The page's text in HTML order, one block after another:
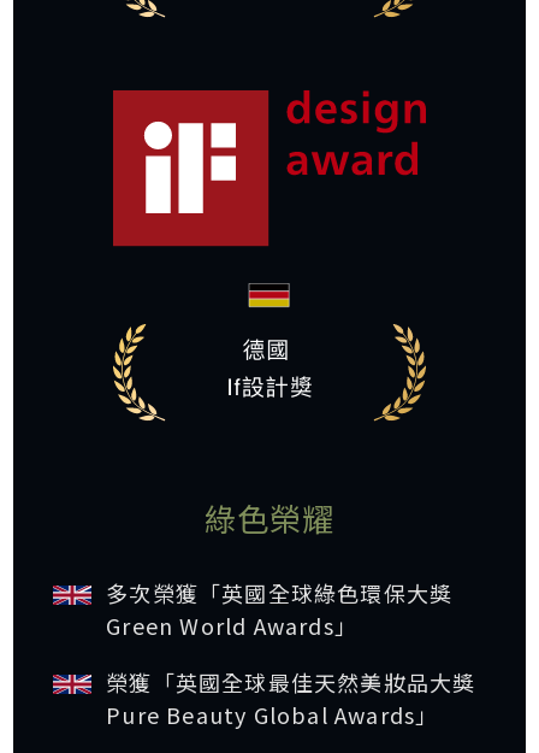
綠色榮耀
多次榮獲「英國全球綠色環保大獎
Green World Awards」
榮獲「英國全球最佳天然美妝品大獎
Pure Beauty Global Awards」